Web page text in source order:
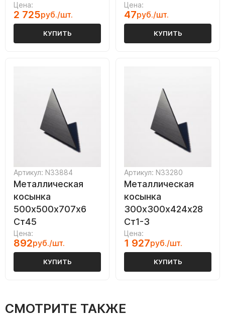
Цена:
2 725руб./шт.
КУПИТЬ
Цена:
47руб./шт.
КУПИТЬ
Артикул: N33884
Металлическая
косынка
500х500х707х6
Ст45
Цена:
892руб./шт.
КУПИТЬ
Артикул: N33280
Металлическая
косынка
300х300х424х28
Ст1-3
Цена:
1 927руб./шт.
КУПИТЬ
СМОТРИТЕ ТАКЖЕ